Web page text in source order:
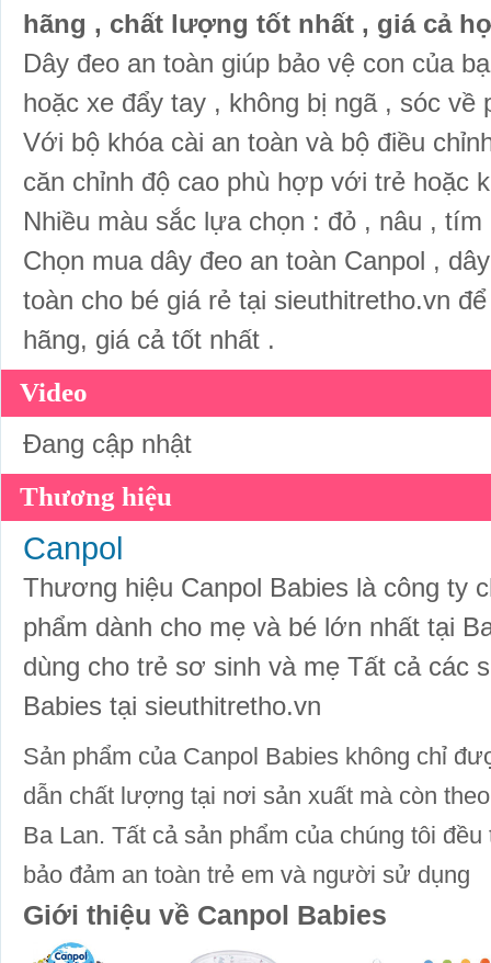
hãng , chất lượng tốt nhất , giá cả
Dây đeo an toàn giúp bảo vệ con của
hoặc xe đẩy tay , không bị ngã , sóc về
Với bộ khóa cài an toàn và bộ điều
căn chỉnh độ cao phù hợp với trẻ hoặc
Nhiều màu sắc lựa chọn : đỏ , nâu ,
Chọn mua dây đeo an toàn Canpol ,
toàn cho bé giá rẻ tại sieuthitretho.vn
hãng, giá cả tốt nhất .
Video
Đang cập nhật
Thương hiệu
Canpol
Thương hiệu Canpol Babies là công ty
phẩm dành cho mẹ và bé lớn nhất tại
dùng cho trẻ sơ sinh và mẹ Tất cả các
Babies tại sieuthitretho.vn
Sản phẩm của Canpol Babies không chỉ
dẫn chất lượng tại nơi sản xuất mà còn
Ba Lan. Tất cả sản phẩm của chúng tôi
bảo đảm an toàn trẻ em và người sử dụng
Giới thiệu về Canpol Babies